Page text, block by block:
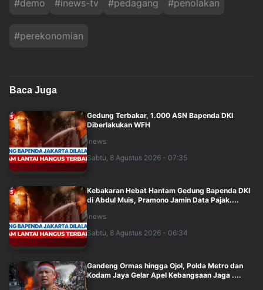
#demo #inews-tv #pedagang #penolakan
#perekonomian
Baca Juga
Gedung Terbakar, 1.000 ASN Bapenda DKI
Diberlakukan WFH
inews
Sabtu, 8 Agustus 2026 - 07:35
Kebakaran Hebat Hantam Gedung Bapenda DKI
di Abdul Muis, Pramono Jamin Data Pajak....
inews
Sabtu, 8 Agustus 2026 - 06:34
Gandeng Ormas hingga Ojol, Polda Metro dan
Kodam Jaya Gelar Apel Kebangsaan Jaga ....